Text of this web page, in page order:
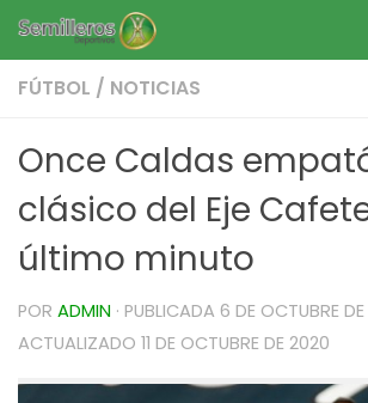
Saltar al contenido
FÚTBOL / NOTICIAS
Once Caldas
clásico del Eje
último minuto
POR ADMIN · PUBLICADA 6 DE OCTUBRE
ACTUALIZADO 11 DE OCTUBRE DE 2020